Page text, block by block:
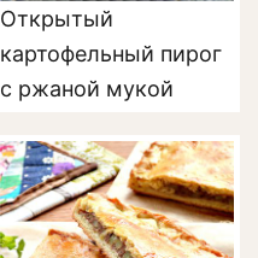
Открытый
картофельный пирог
с ржаной мукой